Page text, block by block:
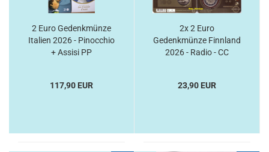
2 Euro Gedenkmünze
Italien 2026 - Pinocchio
+ Assisi PP
117,90 EUR
2x 2 Euro
Gedenkmünze Finnland
2026 - Radio - CC
23,90 EUR